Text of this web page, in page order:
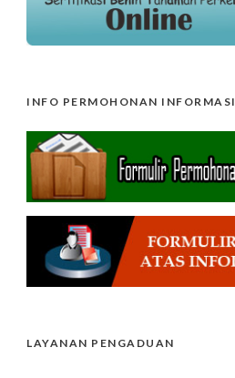
INFO PERMOHONAN INFORMASI
LAYANAN PENGADUAN